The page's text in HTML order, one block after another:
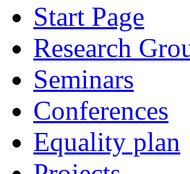
Start Page
Research
Seminars
Conferences
Equality plan